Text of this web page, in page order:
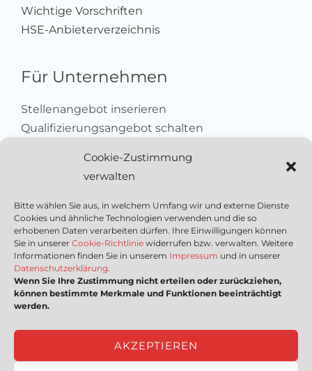
Cookie-Zustimmung
verwalten
Bitte wählen Sie aus, in welchem Umfang wir und externe Dienste
Cookies und ähnliche Technologien verwenden und die so
erhobenen Daten verarbeiten dürfen. Ihre Einwilligungen können
Sie in unserer Cookie-Richtlinie widerrufen bzw. verwalten. Weitere
Informationen finden Sie in unserem Impressum und in unserer
Datenschutzerklärung.
Wenn Sie Ihre Zustimmung nicht erteilen oder zurückziehen,
können bestimmte Merkmale und Funktionen beeinträchtigt
werden.
AKZEPTIEREN
Wichtige Vorschriften
HSE-Anbieterverzeichnis
Für Unternehmen
Stellenangebot inserieren
Qualifizierungsangebot schalten
Wichtige Links
Mediadaten
Impressum
Cookie-Richtlinie (EU)